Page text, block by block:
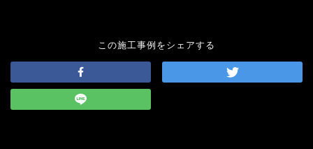
この施工事例をシェアする